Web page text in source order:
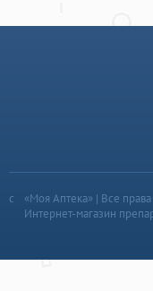
«Моя Аптека» | Все
Интернет-магазин